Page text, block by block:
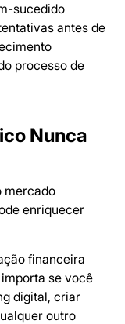
sucedido
antes de
processo de
Nunca
mercado
enriquecer
financeira
se você
digital, criar
outro